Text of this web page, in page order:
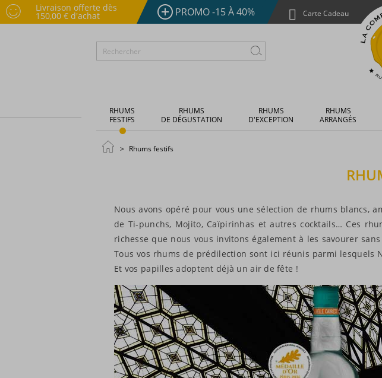
Livraison offerte dès
150,00 € d'achat PROMO -15 À 40% Carte Cadeau
RHUMS
FESTIFS
RHUMS
DE DÉGUSTATION
RHUMS
D'EXCEPTION
RHUMS
ARRANGÉS
Rhums festifs
Nous avons opéré pour vous une sélection de rhums blancs,
de Ti-punchs, Mojito, Caïpirinhas et autres cocktails… Ces
richesse que nous vous invitons également à les savourer
Tous vos rhums de prédilection sont ici réunis parmi lesquels
Et vos papilles adoptent déjà un air de fête !